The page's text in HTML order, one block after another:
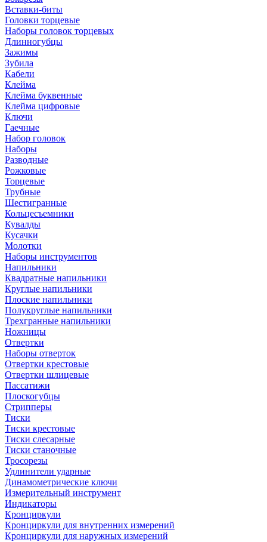
Вставки-биты
Головки торцевые
Наборы головок торцевых
Длинногубцы
Зажимы
Зубила
Кабели
Клейма
Клейма буквенные
Клейма цифровые
Ключи
Гаечные
Набор головок
Наборы
Разводные
Рожковые
Торцевые
Трубные
Шестигранные
Кольцесъемники
Кувалды
Кусачки
Молотки
Наборы инструментов
Напильники
Квадратные напильники
Круглые напильники
Плоские напильники
Полукруглые напильники
Трехгранные напильники
Ножницы
Отвертки
Наборы отверток
Отвертки крестовые
Отвертки шлицевые
Пассатижи
Плоскогубцы
Стрипперы
Тиски
Тиски крестовые
Тиски слесарные
Тиски станочные
Тросорезы
Удлинители ударные
Динамометрические ключи
Измерительный инструмент
Индикаторы
Кронциркули
Кронциркули для внутренних измерений
Кронциркули для наружных измерений